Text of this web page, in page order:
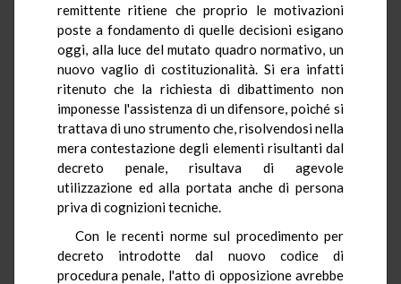
remittente ritiene che proprio le motivazioni
poste a fondamento di quelle decisioni esigano
oggi, alla luce del mutato quadro normativo, un
nuovo vaglio di costituzionalità. Si era infatti
ritenuto che la richiesta di dibattimento non
imponesse l'assistenza di un difensore, poiché si
trattava di uno strumento che, risolvendosi nella
mera contestazione degli elementi risultanti dal
decreto penale, risultava di agevole
utilizzazione ed alla portata anche di persona
priva di cognizioni tecniche.
Con le recenti norme sul procedimento per
decreto introdotte dal nuovo codice di
procedura penale, l'atto di opposizione avrebbe